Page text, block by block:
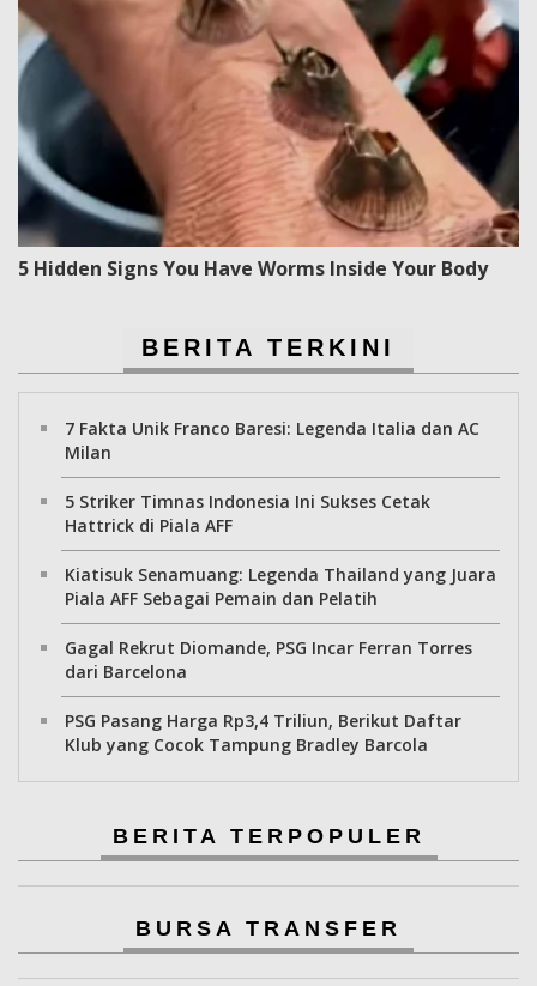
5 Hidden Signs You Have Worms Inside Your Body
BERITA TERKINI
7 Fakta Unik Franco Baresi: Legenda Italia dan AC
Milan
5 Striker Timnas Indonesia Ini Sukses Cetak
Hattrick di Piala AFF
Kiatisuk Senamuang: Legenda Thailand yang Juara
Piala AFF Sebagai Pemain dan Pelatih
Gagal Rekrut Diomande, PSG Incar Ferran Torres
dari Barcelona
PSG Pasang Harga Rp3,4 Triliun, Berikut Daftar
Klub yang Cocok Tampung Bradley Barcola
BERITA TERPOPULER
BURSA TRANSFER